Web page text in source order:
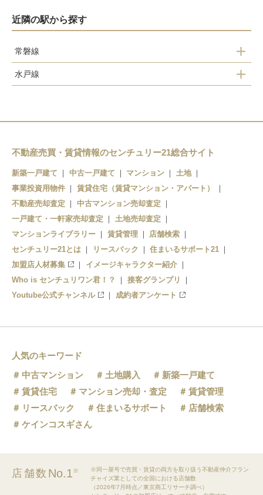
近隣の駅から探す
常磐線
岩間駅
水戸線
稲田駅
笠間駅
宍戸駅
友部駅
不動産売買・賃貸情報のセンチュリー21総合サイト
新築一戸建て 中古一戸建て マンション
土地
事業投資用物件
賃貸住宅（賃貸マンション・アパート）
不動産売却査定
中古マンション売却査定
一戸建て・一軒家売却査定
土地売却査定
マンションライブラリー
賃貸管理
店舗検索
センチュリー21とは
リースバック
住まいるサポート21
加盟店人材募集
イメージキャラクター紹介
Who is センチュリワン君！？
接客グランプリ
Youtube公式チャンネル
成約者アンケート
人気のキーワード
中古マンション
土地購入
新築一戸建て
賃貸住宅
マンション売却・査定
賃貸管理
リースバック
住まいるサポート
店舗検索
ケインコスギさん
店舗数 No.1※
※同一屋号で売買・賃貸の両方を取り扱う不動産仲介フラン
チャイズ業としての全国における店舗数
（2026年7月時点／東京商工リサーチ調べ）